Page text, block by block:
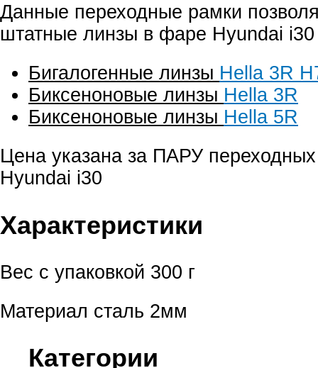
Данные переходные рамки
штатные линзы в фаре Hyundai
Бигалогенные линзы Hella 3R
Биксеноновые линзы Hella 3R
Биксеноновые линзы Hella 5R
Цена указана за ПАРУ
Hyundai i30
Характеристики
Вес с упаковкой 300 г
Материал сталь 2мм
Категории